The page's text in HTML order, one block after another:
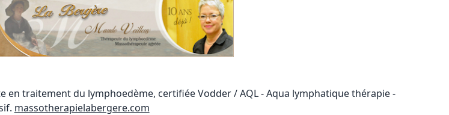
en traitement du lymphoedème, certifiée Vodder / AQL - Aqua lymphatique thérapie -
massotherapielabergere.com